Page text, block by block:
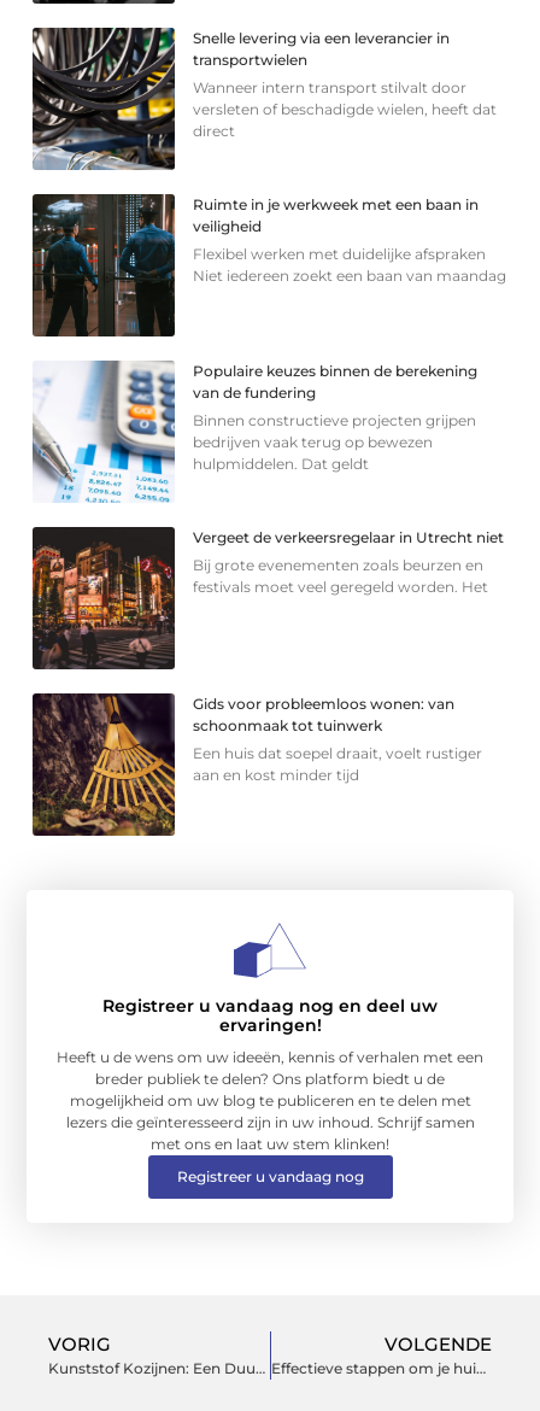
Snelle levering via een leverancier in
transportwielen
Wanneer intern transport stilvalt door
versleten of beschadigde wielen, heeft dat
direct
Ruimte in je werkweek met een baan in
veiligheid
Flexibel werken met duidelijke afspraken
Niet iedereen zoekt een baan van maandag
Populaire keuzes binnen de berekening
van de fundering
Binnen constructieve projecten grijpen
bedrijven vaak terug op bewezen
hulpmiddelen. Dat geldt
Vergeet de verkeersregelaar in Utrecht niet
Bij grote evenementen zoals beurzen en
festivals moet veel geregeld worden. Het
Gids voor probleemloos wonen: van
schoonmaak tot tuinwerk
Een huis dat soepel draait, voelt rustiger
aan en kost minder tijd
Registreer u vandaag nog en deel uw
ervaringen!
Heeft u de wens om uw ideeën, kennis of verhalen met een
breder publiek te delen? Ons platform biedt u de
mogelijkheid om uw blog te publiceren en te delen met
lezers die geïnteresseerd zijn in uw inhoud. Schrijf samen
met ons en laat uw stem klinken!
Registreer u vandaag nog
VORIG
Kunststof Kozijnen: Een Duurzame Transformatie voor Woningen en Gebouwen
VOLGENDE
Effectieve stappen om je huis snel te verkopen